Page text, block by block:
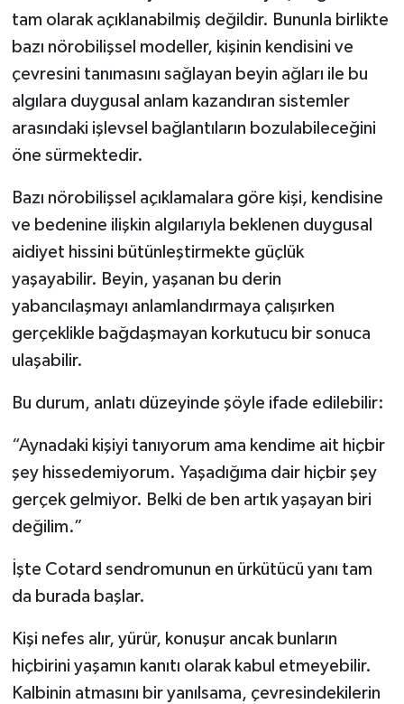
tam olarak açıklanabilmiş değildir. Bununla birlikte
bazı nörobilişsel modeller, kişinin kendisini ve
çevresini tanımasını sağlayan beyin ağları ile bu
algılara duygusal anlam kazandıran sistemler
arasındaki işlevsel bağlantıların bozulabileceğini
öne sürmektedir.
Bazı nörobilişsel açıklamalara göre kişi, kendisine
ve bedenine ilişkin algılarıyla beklenen duygusal
aidiyet hissini bütünleştirmekte güçlük
yaşayabilir. Beyin, yaşanan bu derin
yabancılaşmayı anlamlandırmaya çalışırken
gerçeklikle bağdaşmayan korkutucu bir sonuca
ulaşabilir.
Bu durum, anlatı düzeyinde şöyle ifade edilebilir:
“Aynadaki kişiyi tanıyorum ama kendime ait hiçbir
şey hissedemiyorum. Yaşadığıma dair hiçbir şey
gerçek gelmiyor. Belki de ben artık yaşayan biri
değilim.”
İşte Cotard sendromunun en ürkütücü yanı tam
da burada başlar.
Kişi nefes alır, yürür, konuşur ancak bunların
hiçbirini yaşamın kanıtı olarak kabul etmeyebilir.
Kalbinin atmasını bir yanılsama, çevresindekilerin